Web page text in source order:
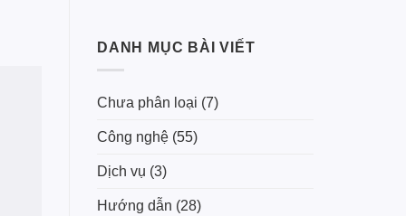
DANH MỤC BÀI VIẾT
Chưa phân loại (7)
Công nghệ (55)
Dịch vụ (3)
Hướng dẫn (28)